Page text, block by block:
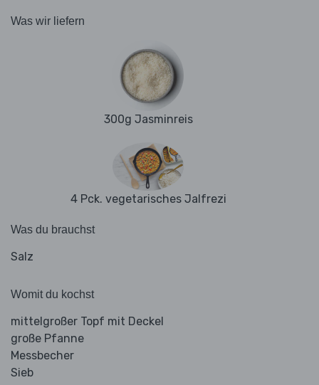
Was wir liefern
300g Jasminreis
4 Pck. vegetarisches Jalfrezi
Was du brauchst
Salz
Womit du kochst
mittelgroßer Topf mit Deckel
große Pfanne
Messbecher
Sieb